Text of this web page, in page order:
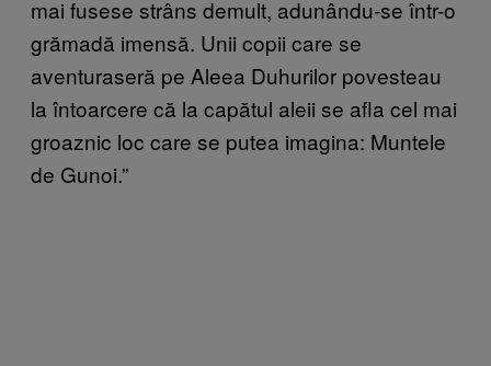
mai fusese strâns demult, adunându-se într-o
grămadă imensă. Unii copii care se
aventuraseră pe Aleea Duhurilor povesteau
la întoarcere că la capătul aleii se afla cel mai
groaznic loc care se putea imagina: Muntele
de Gunoi.”